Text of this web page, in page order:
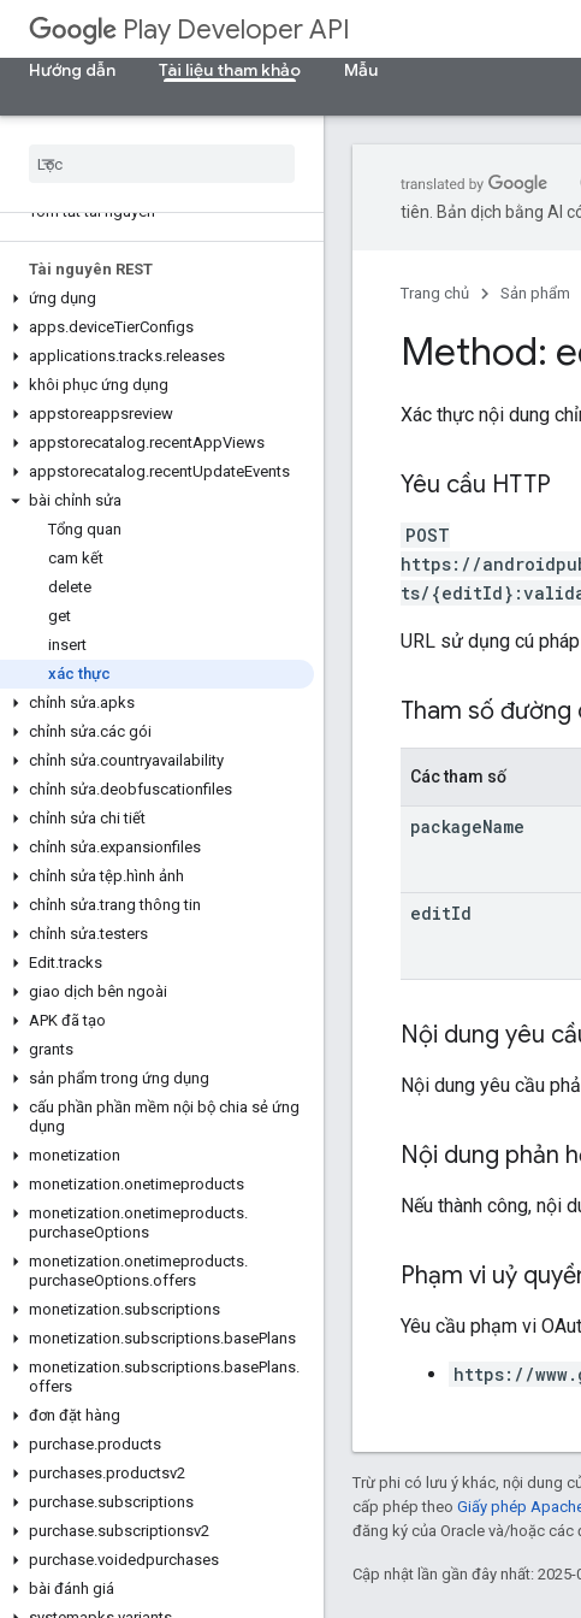
Play Developer API
Hướng dẫn
Tài liệu tham khảo Mẫu
Tóm tắt tài nguyên
Tài nguyên REST
ứng dụng
apps.deviceTierConfigs
applications.tracks.releases
khôi phục ứng dụng
appstoreappsreview
appstorecatalog.recentAppViews
appstorecatalog.recentUpdateEvents
bài chỉnh sửa
Tổng quan
cam kết
delete
get
insert
xác thực
chỉnh sửa.apks
chỉnh sửa.các gói
chỉnh sửa.countryavailability
chỉnh sửa.deobfuscationfiles
chỉnh sửa chi tiết
chỉnh sửa.expansionfiles
chỉnh sửa tệp.hình ảnh
chỉnh sửa.trang thông tin
chỉnh sửa.testers
Edit.tracks
giao dịch bên ngoài
APK đã tạo
grants
sản phẩm trong ứng dụng
cấu phần phần mềm nội bộ chia sẻ ứng
dụng
monetization
monetization.onetimeproducts
monetization.onetimeproducts.
purchaseOptions
monetization.onetimeproducts.
purchaseOptions.offers
monetization.subscriptions
monetization.subscriptions.basePlans
monetization.subscriptions.basePlans.
offers
đơn đặt hàng
purchase.products
purchases.productsv2
purchase.subscriptions
purchase.subscriptionsv2
purchase.voidedpurchases
bài đánh giá
tiên. Bản dịch bằng AI
Trang chủ Sản phẩm
Method:
Xác thực nội dung
Yêu cầu HTTP
POST
https://
ts/
URL sử dụng cú pháp
Tham số đường
Các tham số
packageName
editId
Nội dung yêu
Nội dung yêu cầu
Nội dung phản
Nếu thành công, nội
Phạm vi uỷ
Yêu cầu phạm vi
https://
Trừ phi có lưu ý khác, nội dung
cấp phép theo Giấy phép
đăng ký của Oracle và/hoặc các
Cập nhật lần gần đây nhất: 2025-